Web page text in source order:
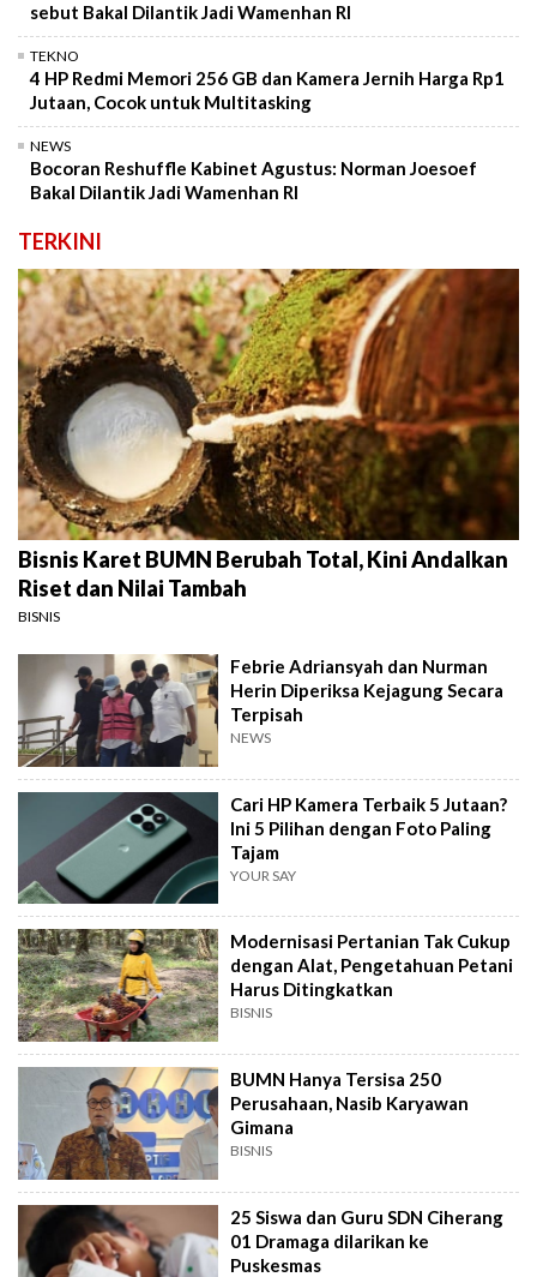
sebut Bakal Dilantik Jadi Wamenhan RI
TEKNO
4 HP Redmi Memori 256 GB dan Kamera Jernih Harga Rp1
Jutaan, Cocok untuk Multitasking
NEWS
Bocoran Reshuffle Kabinet Agustus: Norman Joesoef
Bakal Dilantik Jadi Wamenhan RI
TERKINI
Bisnis Karet BUMN Berubah Total, Kini Andalkan
Riset dan Nilai Tambah
BISNIS
Febrie Adriansyah dan Nurman
Herin Diperiksa Kejagung Secara
Terpisah
NEWS
Cari HP Kamera Terbaik 5 Jutaan?
Ini 5 Pilihan dengan Foto Paling
Tajam
YOUR SAY
Modernisasi Pertanian Tak Cukup
dengan Alat, Pengetahuan Petani
Harus Ditingkatkan
BISNIS
BUMN Hanya Tersisa 250
Perusahaan, Nasib Karyawan
Gimana
BISNIS
25 Siswa dan Guru SDN Ciherang
01 Dramaga dilarikan ke
Puskesmas